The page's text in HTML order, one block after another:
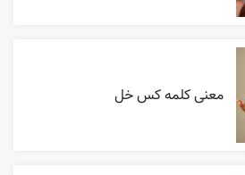
معنی کلمه کس خل